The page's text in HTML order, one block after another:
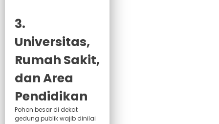
3.
Universitas,
Rumah Sakit,
dan Area
Pendidikan
Pohon besar di dekat
gedung publik wajib dinilai